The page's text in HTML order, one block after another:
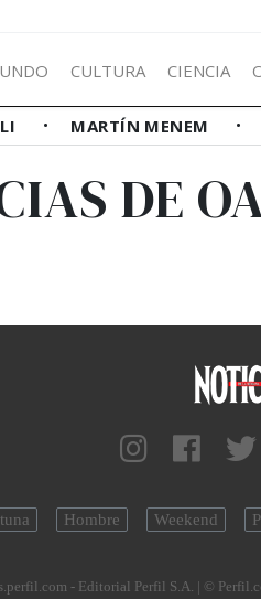
CULTURA CIENCIA
MARTÍN MENEM
DE
Hombre Weekend
- Editorial Perfil S.A. | ©